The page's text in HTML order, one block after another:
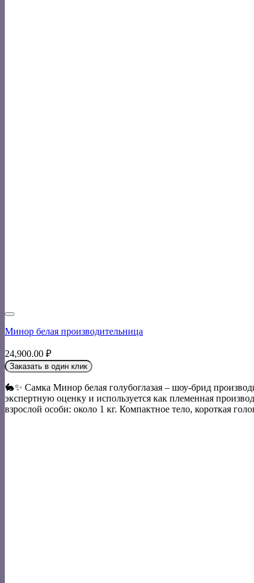
Минор белая производительница
24,900.00 ₽
Заказать в один клик
🐇✨ Самка Минор белая голубоглазая – шоу-брид
экспертную оценку и используется как племенная
взрослой особи: около 1 кг. Компактное тело, короткая